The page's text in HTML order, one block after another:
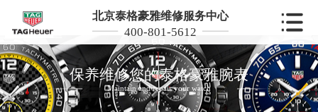
北京泰格豪雅维修服务中心
400-801-5612
保养维修您的泰格豪雅腕表
Maintain and repair your watch